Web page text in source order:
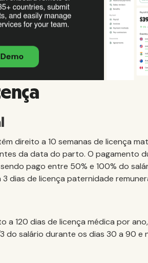
direito a 10 semanas de licença
da data do parto. O pagamento
pago entre 50% e 100% do
dias de licença paternidade
a 120 dias de licença médica por
do salário durante os dias 30 a 90 e